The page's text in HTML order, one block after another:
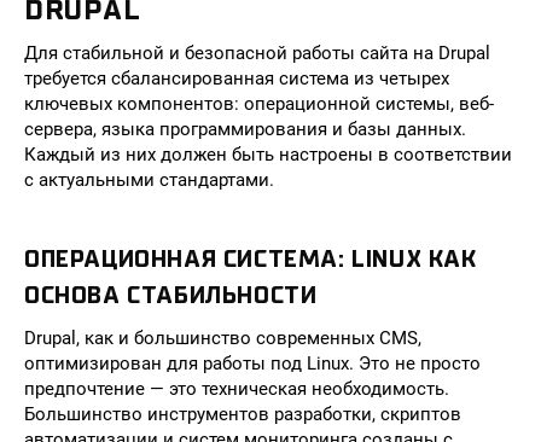
DRUPAL
Для стабильной и безопасной работы сайта на Drupal
требуется сбалансированная система из четырех
ключевых компонентов: операционной системы, веб-
сервера, языка программирования и базы данных.
Каждый из них должен быть настроены в соответствии
с актуальными стандартами.
ОПЕРАЦИОННАЯ СИСТЕМА: LINUX КАК
ОСНОВА СТАБИЛЬНОСТИ
Drupal, как и большинство современных CMS,
оптимизирован для работы под Linux. Это не просто
предпочтение — это техническая необходимость.
Большинство инструментов разработки, скриптов